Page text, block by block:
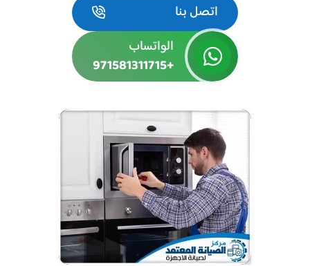
اتصل بنا
الواتساب
+971581311715